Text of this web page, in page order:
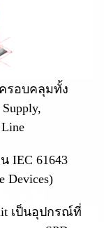
รอบคลุมทั้ง
IEC 61643
Devices)
เป็นอุปกรณ์ที่